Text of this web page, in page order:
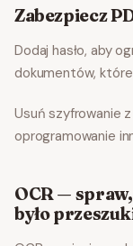
Zabezpiecz
Dodaj hasło, aby
dokumentów,
Usuń szyfrowanie
oprogramowanie
OCR —
było